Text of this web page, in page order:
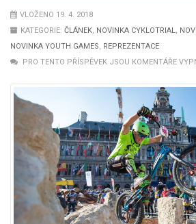
VLOŽENO 19. 4. 2018
KATEGORIE: ČLÁNEK, NOVINKA CYKLOTRIAL,
NOVINKA YOUTH GAMES, REPREZENTACE
PRO TENTO PŘÍSPĚVEK JSOU KOMENTÁŘE